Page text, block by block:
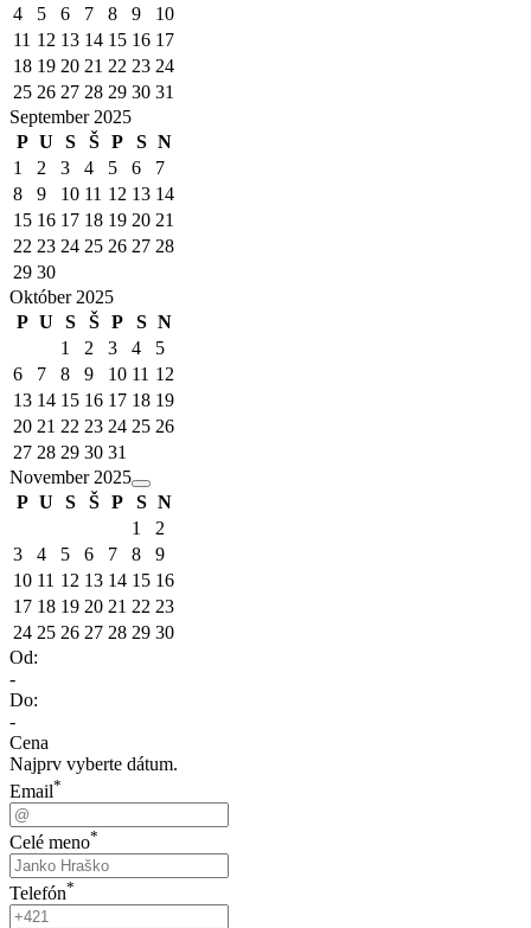
4
5 6 7 8 9
10
11 12 13 14 15 16 17
18 19 20 21 22 23 24
25 26 27 28 29 30 31
September 2025
P U S Š P S N
1
2 3 4 5 6
7
8
9 10 11 12 13 14
15 16 17 18 19 20 21
22 23 24 25 26 27 28
29 30
Október 2025
P U S Š P S N
1
2 3 4
5
6
7 8 9 10 11 12
13 14 15 16 17 18 19
20 21 22 23 24 25 26
27 28 29 30 31
November 2025
P U S Š P S N
1
2
3
4 5 6 7 8
9
10 11 12 13 14 15 16
17 18 19 20 21 22 23
24 25 26 27 28 29 30
Od:
-
Do:
-
Cena
Najprv vyberte dátum.
Email*
Celé meno*
Telefón*